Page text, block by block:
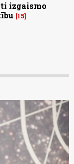
izgaismo
15